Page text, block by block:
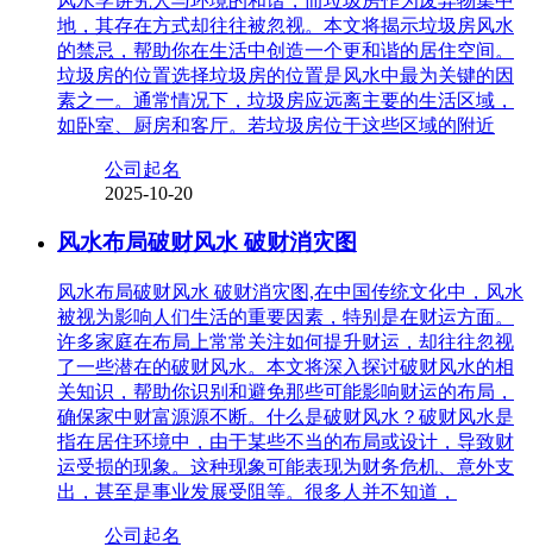
地，其存在方式却往往被忽视。本文将揭示垃圾房风水
的禁忌，帮助你在生活中创造一个更和谐的居住空间。
垃圾房的位置选择垃圾房的位置是风水中最为关键的因
素之一。通常情况下，垃圾房应远离主要的生活区域，
如卧室、厨房和客厅。若垃圾房位于这些区域的附近
公司起名
2025-10-20
风水布局破财风水 破财消灾图
风水布局破财风水 破财消灾图,在中国传统文化中，风水
被视为影响人们生活的重要因素，特别是在财运方面。
许多家庭在布局上常常关注如何提升财运，却往往忽视
了一些潜在的破财风水。本文将深入探讨破财风水的相
关知识，帮助你识别和避免那些可能影响财运的布局，
确保家中财富源源不断。什么是破财风水？破财风水是
指在居住环境中，由于某些不当的布局或设计，导致财
运受损的现象。这种现象可能表现为财务危机、意外支
出，甚至是事业发展受阻等。很多人并不知道，
公司起名